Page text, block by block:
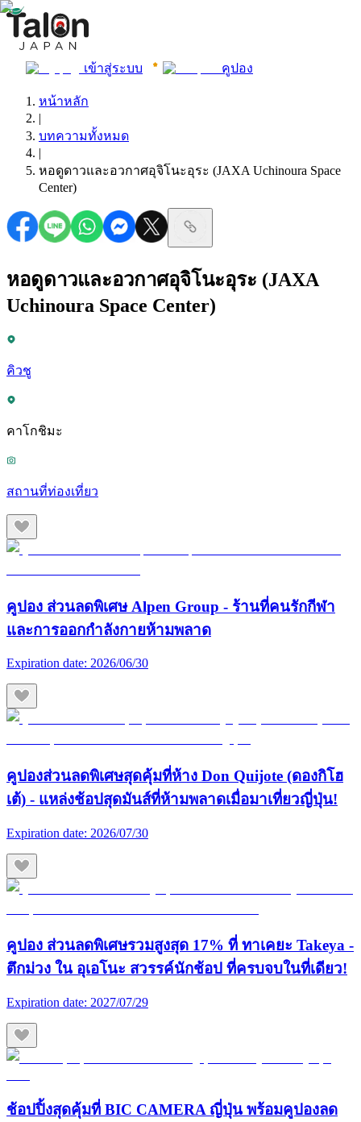
เข้าสู่ระบบ คูปอง
หน้าหลัก
|
บทความทั้งหมด
|
หอดูดาวและอวกาศอุจิโนะอุระ (JAXA Uchinoura Space
Center)
หอดูดาวและอวกาศอุจิโนะอุระ (JAXA
Uchinoura Space Center)
คิวชู
คาโกชิมะ
สถานที่ท่องเที่ยว
คูปอง ส่วนลดพิเศษ Alpen Group - ร้านที่คนรักกีฬา
และการออกกำลังกายห้ามพลาด
Expiration date: 2026/06/30
คูปองส่วนลดพิเศษสุดคุ้มที่ห้าง Don Quijote (ดองกิโฮ
เต้) - แหล่งช้อปสุดมันส์ที่ห้ามพลาดเมื่อมาเที่ยวญี่ปุ่น!
Expiration date: 2026/07/30
คูปอง ส่วนลดพิเศษรวมสูงสุด 17% ที่ ทาเคยะ Takeya -
ตึกม่วง ใน อุเอโนะ สวรรค์นักช้อป ที่ครบจบในที่เดียว!
Expiration date: 2027/07/29
ช้อปปิ้งสุดคุ้มที่ BIC CAMERA ญี่ปุ่น พร้อมคูปองลด